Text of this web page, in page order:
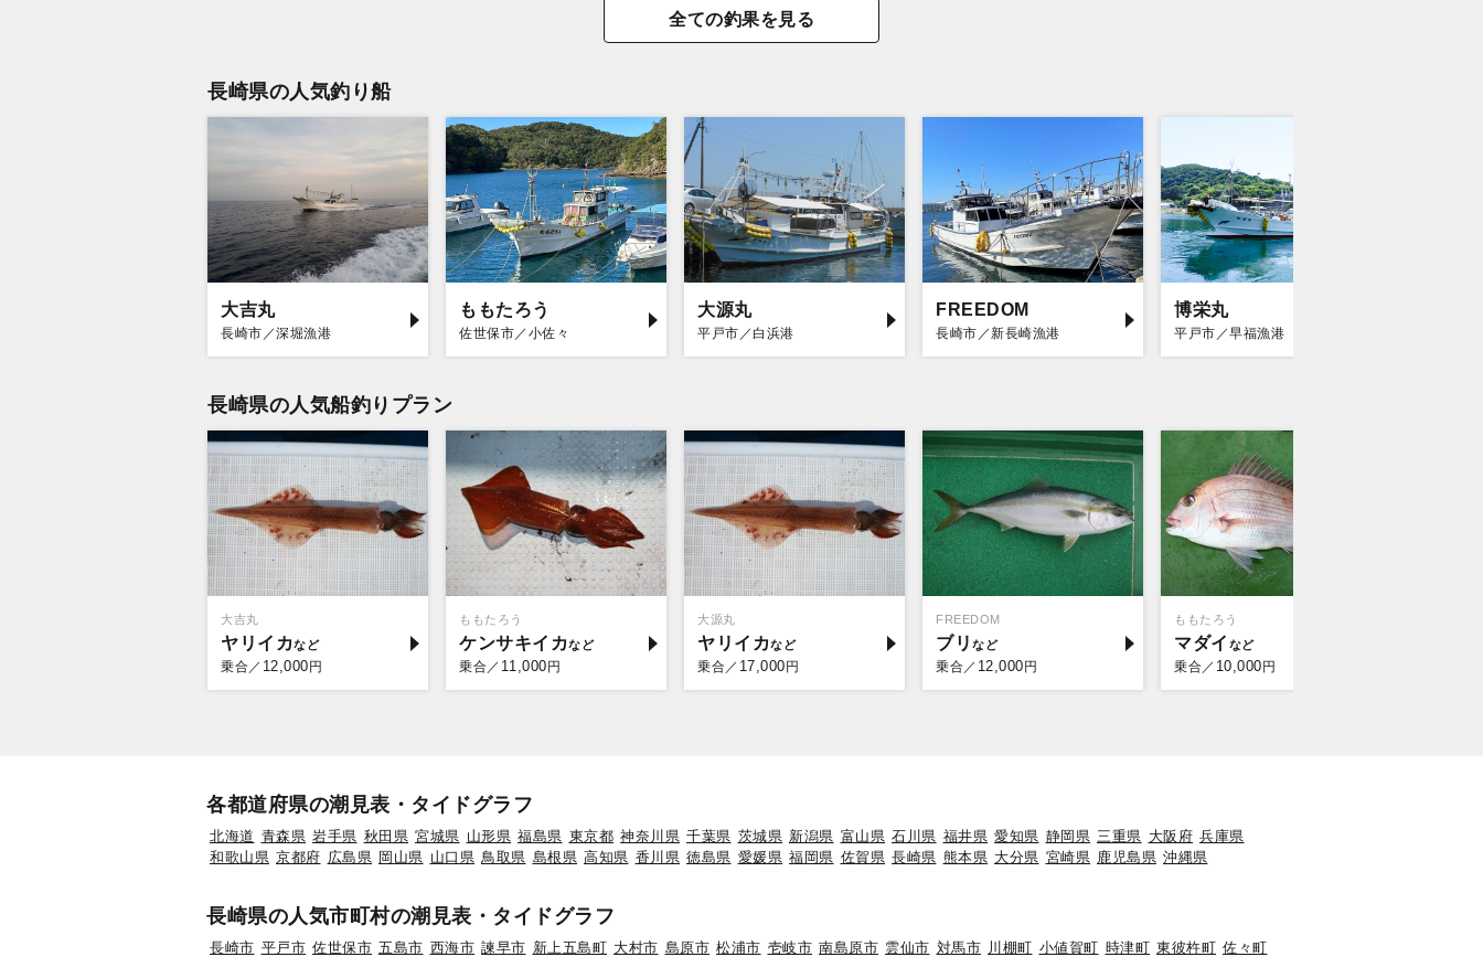
全ての釣果を見る
長崎県の人気釣り船
大吉丸
長崎市／深堀漁港
ももたろう
佐世保市／小佐々
大源丸
平戸市／白浜港
FREEDOM
長崎市／新長崎漁港
博栄丸
平戸市／早福漁港
長崎県の人気船釣りプラン
大吉丸
ヤリイカ
乗合／ 12,000 円
ももたろう
ケンサキイカ
乗合／ 11,000 円
大源丸
ヤリイカ
乗合／ 17,000 円
FREEDOM
ブリ
乗合／ 12,000 円
ももたろう
マダイ
乗合／ 10,000 円
各都道府県の潮見表・タイドグラフ
北海道 青森県 岩手県 秋田県 宮城県 山形県 福島県 東京都 神奈川県 千葉県 茨城県 新潟県 富山県 石川県 福井県 愛知県 静岡県 三重県 大阪府 兵庫県
和歌山県 京都府 広島県 岡山県 山口県 鳥取県 島根県 高知県 香川県 徳島県 愛媛県 福岡県 佐賀県 長崎県 熊本県 大分県 宮崎県 鹿児島県 沖縄県
長崎県の人気市町村の潮見表・タイドグラフ
長崎市 平戸市 佐世保市 五島市 西海市 諫早市 新上五島町 大村市 島原市 松浦市 壱岐市 南島原市 雲仙市 対馬市 川棚町 小値賀町 時津町 東彼杵町 佐々町